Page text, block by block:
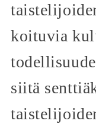
koituvia
siitä